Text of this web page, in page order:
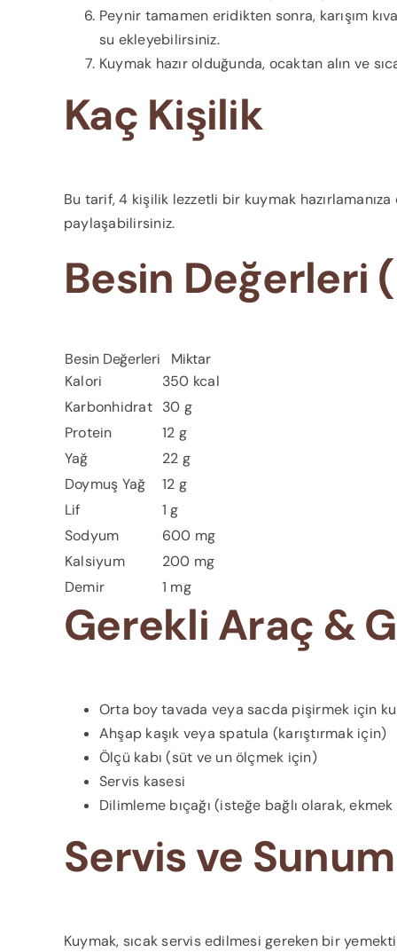
Peynir tamamen eridikten sonra, karışım
su ekleyebilirsiniz.
Kuymak hazır olduğunda, ocaktan alın ve
Kaç Kişilik
Bu tarif, 4 kişilik lezzetli bir kuymak
paylaşabilirsiniz.
Besin Değerleri
Besin Değerleri
Miktar
Kalori
350 kcal
Karbonhidrat 30 g
Protein
12 g
Yağ
22 g
Doymuş Yağ
12 g
Lif
1 g
Sodyum
600 mg
Kalsiyum
200 mg
Demir
1 mg
Gerekli Araç &
Orta boy tavada veya sacda pişirmek için
Ahşap kaşık veya spatula (karıştırmak için)
Ölçü kabı (süt ve un ölçmek için)
Servis kasesi
Dilimleme bıçağı (isteğe bağlı olarak,
Servis ve
Kuymak, sıcak servis edilmesi gereken bir